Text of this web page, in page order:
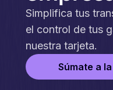
Simplifica tus
el control de tus
nuestra tarjeta.
Súmate a